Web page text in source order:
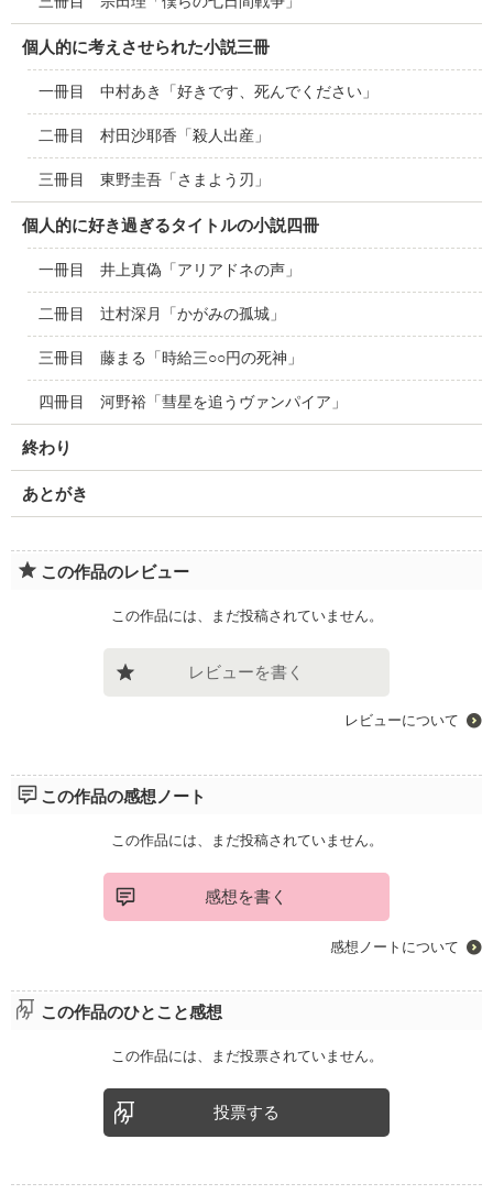
個人的に考えさせられた小説三冊
一冊目 中村あき「好きです、死んでください」
二冊目 村田沙耶香「殺人出産」
三冊目 東野圭吾「さまよう刃」
個人的に好き過ぎるタイトルの小説四冊
一冊目 井上真偽「アリアドネの声」
二冊目 辻村深月「かがみの孤城」
三冊目 藤まる「時給三○○円の死神」
四冊目 河野裕「彗星を追うヴァンパイア」
終わり
あとがき
この作品のレビュー
この作品には、まだ投稿されていません。
レビューを書く
レビューについて
この作品の感想ノート
この作品には、まだ投稿されていません。
感想を書く
感想ノートについて
この作品のひとこと感想
この作品には、まだ投票されていません。
投票する